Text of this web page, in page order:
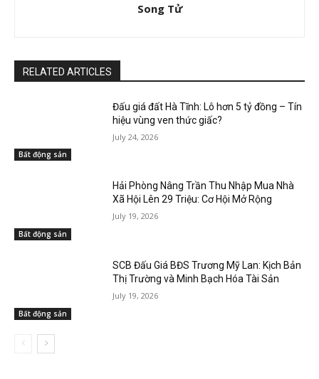
Song Tử
RELATED ARTICLES
Bất động sản
Đấu giá đất Hà Tĩnh: Lô hơn 5 tỷ đồng – Tín
hiệu vùng ven thức giấc?
July 24, 2026
Bất động sản
Hải Phòng Nâng Trần Thu Nhập Mua Nhà
Xã Hội Lên 29 Triệu: Cơ Hội Mở Rộng
July 19, 2026
Bất động sản
SCB Đấu Giá BĐS Trương Mỹ Lan: Kịch Bản
Thị Trường và Minh Bạch Hóa Tài Sản
July 19, 2026